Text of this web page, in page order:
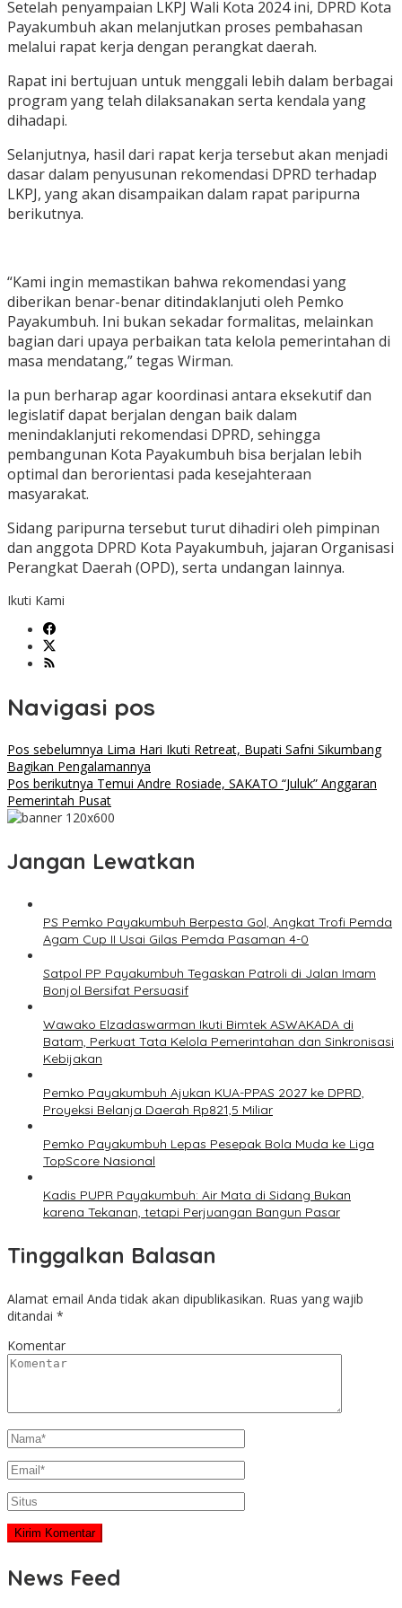
Setelah penyampaian LKPJ Wali Kota 2024 ini, DPRD Kota
Payakumbuh akan melanjutkan proses pembahasan
melalui rapat kerja dengan perangkat daerah.
Rapat ini bertujuan untuk menggali lebih dalam berbagai
program yang telah dilaksanakan serta kendala yang
dihadapi.
Selanjutnya, hasil dari rapat kerja tersebut akan menjadi
dasar dalam penyusunan rekomendasi DPRD terhadap
LKPJ, yang akan disampaikan dalam rapat paripurna
berikutnya.
“Kami ingin memastikan bahwa rekomendasi yang
diberikan benar-benar ditindaklanjuti oleh Pemko
Payakumbuh. Ini bukan sekadar formalitas, melainkan
bagian dari upaya perbaikan tata kelola pemerintahan di
masa mendatang,” tegas Wirman.
Ia pun berharap agar koordinasi antara eksekutif dan
legislatif dapat berjalan dengan baik dalam
menindaklanjuti rekomendasi DPRD, sehingga
pembangunan Kota Payakumbuh bisa berjalan lebih
optimal dan berorientasi pada kesejahteraan
masyarakat.
Sidang paripurna tersebut turut dihadiri oleh pimpinan
dan anggota DPRD Kota Payakumbuh, jajaran Organisasi
Perangkat Daerah (OPD), serta undangan lainnya.
Ikuti Kami
Navigasi pos
Pos sebelumnya Lima Hari Ikuti Retreat, Bupati Safni Sikumbang
Bagikan Pengalamannya
Pos berikutnya Temui Andre Rosiade, SAKATO “Juluk” Anggaran
Pemerintah Pusat
Jangan Lewatkan
PS Pemko Payakumbuh Berpesta Gol, Angkat Trofi Pemda
Agam Cup II Usai Gilas Pemda Pasaman 4-0
Satpol PP Payakumbuh Tegaskan Patroli di Jalan Imam
Bonjol Bersifat Persuasif
Wawako Elzadaswarman Ikuti Bimtek ASWAKADA di
Batam, Perkuat Tata Kelola Pemerintahan dan Sinkronisasi
Kebijakan
Pemko Payakumbuh Ajukan KUA-PPAS 2027 ke DPRD,
Proyeksi Belanja Daerah Rp821,5 Miliar
Pemko Payakumbuh Lepas Pesepak Bola Muda ke Liga
TopScore Nasional
Kadis PUPR Payakumbuh: Air Mata di Sidang Bukan
karena Tekanan, tetapi Perjuangan Bangun Pasar
Tinggalkan Balasan
Alamat email Anda tidak akan dipublikasikan. Ruas yang wajib
ditandai *
Komentar
News Feed